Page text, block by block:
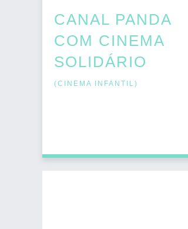
CANAL PANDA
COM CINEMA
SOLIDÁRIO
(CINEMA INFANTIL)